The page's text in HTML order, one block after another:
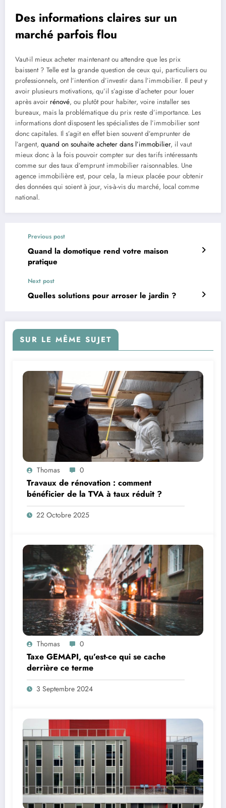
Des informations claires sur un
marché parfois flou
Vaut-il mieux acheter maintenant ou attendre que les prix
baissent ? Telle est la grande question de ceux qui, particuliers ou
professionnels, ont l’intention d’investir dans l’immobilier. Il peut y
avoir plusieurs motivations, qu’il s’agisse d’acheter pour louer
après avoir rénové, ou plutôt pour habiter, voire installer ses
bureaux, mais la problématique du prix reste d’importance. Les
informations dont disposent les spécialistes de l’immobilier sont
donc capitales. Il s’agit en effet bien souvent d’emprunter de
l’argent, quand on souhaite acheter dans l’immobilier, il vaut
mieux donc à la fois pouvoir compter sur des tarifs intéressants
comme sur des taux d’emprunt immobilier raisonnables. Une
agence immobilière est, pour cela, la mieux placée pour obtenir
des données qui soient à jour, vis-à-vis du marché, local comme
national.
Previous post
Quand la domotique rend votre maison
pratique
Next post
Quelles solutions pour arroser le jardin ?
SUR LE MÊME SUJET
Thomas 0
Travaux de rénovation : comment
bénéficier de la TVA à taux réduit ?
22 Octobre 2025
Thomas 0
Taxe GEMAPI, qu’est-ce qui se cache
derrière ce terme
3 Septembre 2024